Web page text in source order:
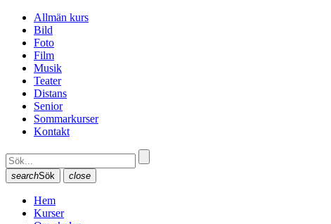
Allmän kurs
Bild
Foto
Film
Musik
Teater
Distans
Senior
Sommarkurser
Kontakt
searchSök close
Hem
Kurser